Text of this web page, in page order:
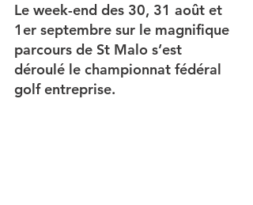
Le week-end des 30, 31 août et
1er septembre sur le magnifique
parcours de St Malo s’est
déroulé le championnat fédéral
golf entreprise.